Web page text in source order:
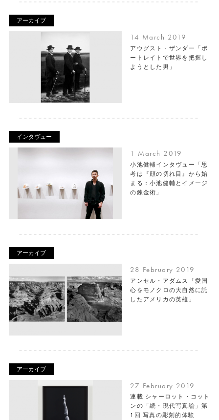
アーカイブ
14 March 2019
アウグスト・ザンダー「ポ
ートレイトで世界を把握し
ようとした男」
インタヴュー
1 March 2019
小池健輔インタヴュー「思
考は『顔の切れ目』から始
まる：小池健輔とイメージ
の錬金術」
アーカイブ
28 February 2019
アンセル・アダムス「愛国
心をモノクロの大自然に託
したアメリカの英雄」
アーカイブ
27 February 2019
連載 シャーロット・コット
ンの「続・現代写真論」第
1回 写真の彫刻的体験